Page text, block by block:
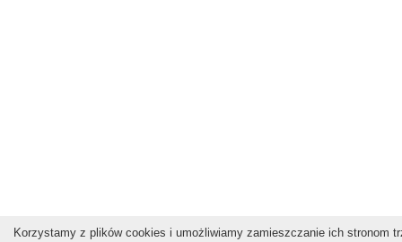
Korzystamy z plików cookies i umożliwiamy zamieszczanie ich stronom